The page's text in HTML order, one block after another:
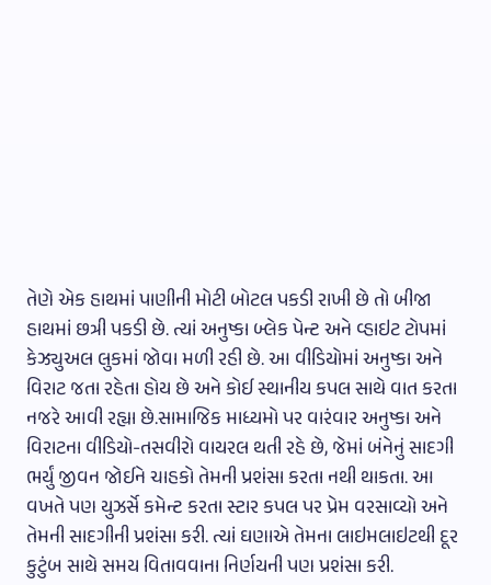
તેણે એક હાથમાં પાણીની મોટી બોટલ પકડી રાખી છે તો બીજા
હાથમાં છત્રી પકડી છે. ત્યાં અનુષ્કા બ્લેક પેન્ટ અને વ્હાઇટ ટોપમાં
કેઝ્યુઅલ લુકમાં જોવા મળી રહી છે. આ વીડિયોમાં અનુષ્કા અને
વિરાટ જતા રહેતા હોય છે અને કોઈ સ્થાનીય કપલ સાથે વાત કરતા
નજરે આવી રહ્યા છે.સામાજિક માધ્યમો પર વારંવાર અનુષ્કા અને
વિરાટના વીડિયો-તસવીરો વાયરલ થતી રહે છે, જેમાં બંનેનું સાદગી
ભર્યું જીવન જોઈને ચાહકો તેમની પ્રશંસા કરતા નથી થાકતા. આ
વખતે પણ યુઝર્સે કમેન્ટ કરતા સ્ટાર કપલ પર પ્રેમ વરસાવ્યો અને
તેમની સાદગીની પ્રશંસા કરી. ત્યાં ઘણાએ તેમના લાઇમલાઇટથી દૂર
કુટુંબ સાથે સમય વિતાવવાના નિર્ણયની પણ પ્રશંસા કરી.